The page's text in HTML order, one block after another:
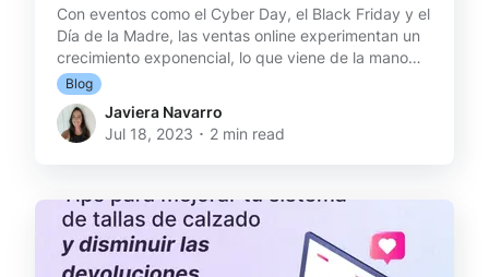
Con eventos como el Cyber Day, el Black Friday y el
Día de la Madre, las ventas online experimentan un
crecimiento exponencial, lo que viene de la mano
con un posterior incremento en los cambios y
devoluciones. Aquí te compartimos consejos clave
para que tu e-commerce pueda prepararse y
gestionar eficientemente el proceso de post-venta.
significativo en las solicitudes de cambios y
devoluciones en la semana p
Blog
Javiera Navarro
Jul 18, 2023 ･ 2 min read